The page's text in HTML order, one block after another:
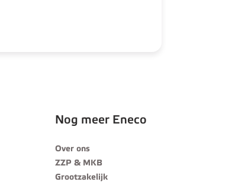
Nog meer Eneco
Over ons
ZZP & MKB
Grootzakelijk